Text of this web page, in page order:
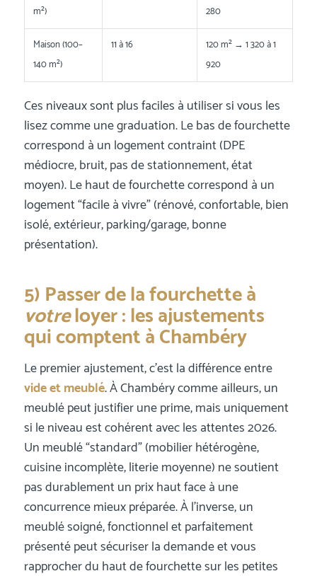
m²)
280
Maison (100–
140 m²)
11 à 16
120 m² → 1 320 à 1
920
Ces niveaux sont plus faciles à utiliser si vous les
lisez comme une graduation. Le bas de fourchette
correspond à un logement contraint (DPE
médiocre, bruit, pas de stationnement, état
moyen). Le haut de fourchette correspond à un
logement “facile à vivre” (rénové, confortable, bien
isolé, extérieur, parking/garage, bonne
présentation).
5) Passer de la fourchette à
votreloyer : les ajustements
qui comptent à Chambéry
Le premier ajustement, c’est la différence entre
vide et meublé. À Chambéry comme ailleurs, un
meublé peut justifier une prime, mais uniquement
si le niveau est cohérent avec les attentes 2026.
Un meublé “standard” (mobilier hétérogène,
cuisine incomplète, literie moyenne) ne soutient
pas durablement un prix haut face à une
concurrence mieux préparée. À l’inverse, un
meublé soigné, fonctionnel et parfaitement
présenté peut sécuriser la demande et vous
rapprocher du haut de fourchette sur les petites